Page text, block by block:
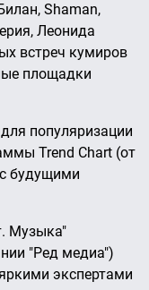
Shaman,
Леонида
встреч кумиров
площадки
популяризации
Trend Chart (от
будущими
Музыка"
"Ред медиа")
экспертами